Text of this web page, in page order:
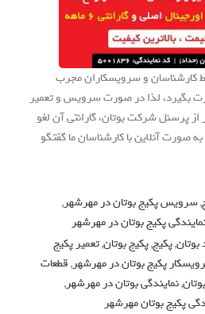
کارشناسان و سرویسکاران مجرب
بگیرد، لذا در صورت سرویس و تعمیر
پرسنل شرکت بوتان، گارانتی آن لغو
صورت آنلاین با کارشناسان ما گفتگو
,سرویس پکیج بوتان در مهرشهر,
پکیج بوتان در مهرشهر
بوتان,پکیج,پکیج بوتان,تعمیر پکیج
پکیج بوتان در مهرشهر,قطعات
,نمایندگی بوتان در مهرشهر,
پکیج بوتان مهرشهر